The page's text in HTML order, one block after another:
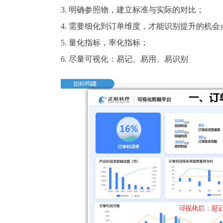
3. 明确参照物，建立标准与实际的对比；
4. 需要细化到订单维度，才能识别提升的机会
5. 量化指标，率化指标；
6. 尽量可视化：易记、易用、易识别